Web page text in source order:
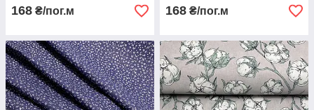
168 ₴/пог.м 168 ₴/пог.м